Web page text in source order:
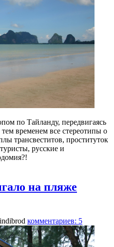
по Тайланду, передвигаясь
временем все стереотипы о
трансвеститов, проституток
русские и
на пляже
комментариев: 5